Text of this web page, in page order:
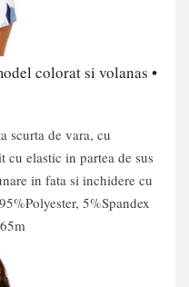
colorat si volanas •
scurta de vara, cu
elastic in partea de sus
in fata si inchidere cu
5%Spandex